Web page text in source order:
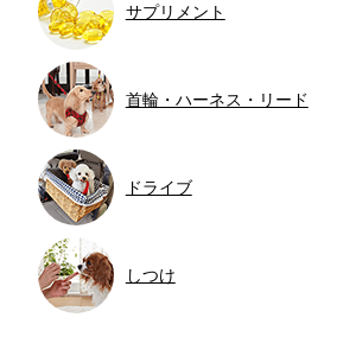
サプリメント
首輪・ハーネス・リード
ドライブ
しつけ